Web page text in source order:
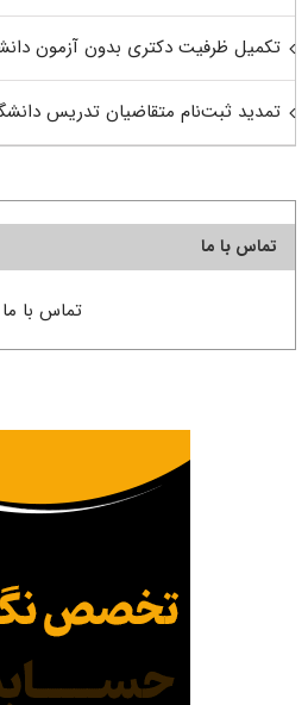
تکمیل ظرفیت دکتری بدون آزمون
تمدید ثبت‌نام متقاضیان تدریس دانشگاه
تماس با ما
تماس با ما